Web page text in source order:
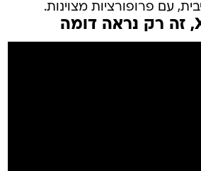
עם פרופורציות מצוינות.